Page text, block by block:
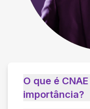
O que é
importância?